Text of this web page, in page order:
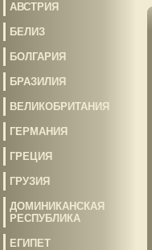
АВСТРИЯ
БЕЛИЗ
БОЛГАРИЯ
БРАЗИЛИЯ
ВЕЛИКОБРИТАНИЯ
ГЕРМАНИЯ
ГРЕЦИЯ
ГРУЗИЯ
ДОМИНИКАНСКАЯ
РЕСПУБЛИКА
ЕГИПЕТ